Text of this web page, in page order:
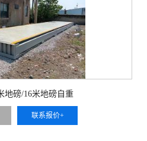
地磅/16米地磅自重
联系报价+